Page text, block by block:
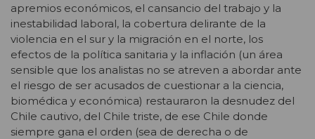
apremios económicos, el cansancio del trabajo y la
inestabilidad laboral, la cobertura delirante de la
violencia en el sur y la migración en el norte, los
efectos de la política sanitaria y la inflación (un área
sensible que los analistas no se atreven a abordar ante
el riesgo de ser acusados de cuestionar a la ciencia,
biomédica y económica) restauraron la desnudez del
Chile cautivo, del Chile triste, de ese Chile donde
siempre gana el orden (sea de derecha o de